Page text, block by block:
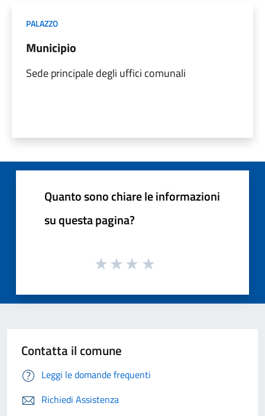
PALAZZO
Municipio
Sede principale degli uffici comunali
Quanto sono chiare le informazioni
su questa pagina?
Contatta il comune
Leggi le domande frequenti
Richiedi Assistenza